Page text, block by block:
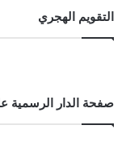
التقويم الهجري
صفحة الدار الرسمية